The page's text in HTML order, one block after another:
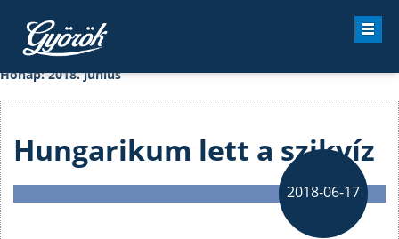
Kezdőlap›2018›június
Hónap:2018. június
Hungarikum lett a szikvíz
2018-06-17